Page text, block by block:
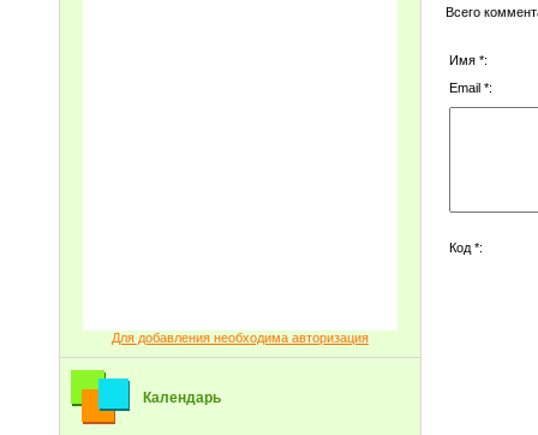
Для добавления необходима авторизация
Календарь
Всего
Имя *:
Email *:
Код *: